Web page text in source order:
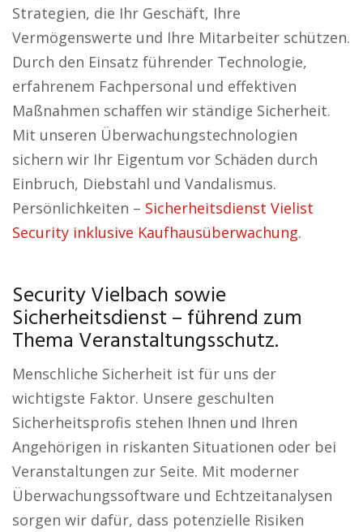
Strategien, die Ihr Geschäft, Ihre
Vermögenswerte und Ihre Mitarbeiter schützen.
Durch den Einsatz führender Technologie,
erfahrenem Fachpersonal und effektiven
Maßnahmen schaffen wir ständige Sicherheit.
Mit unseren Überwachungstechnologien
sichern wir Ihr Eigentum vor Schäden durch
Einbruch, Diebstahl und Vandalismus.
Persönlichkeiten – Sicherheitsdienst Vielist
Security inklusive Kaufhausüberwachung.
Security Vielbach sowie
Sicherheitsdienst – führend zum
Thema Veranstaltungsschutz.
Menschliche Sicherheit ist für uns der
wichtigste Faktor. Unsere geschulten
Sicherheitsprofis stehen Ihnen und Ihren
Angehörigen in riskanten Situationen oder bei
Veranstaltungen zur Seite. Mit moderner
Überwachungssoftware und Echtzeitanalysen
sorgen wir dafür, dass potenzielle Risiken